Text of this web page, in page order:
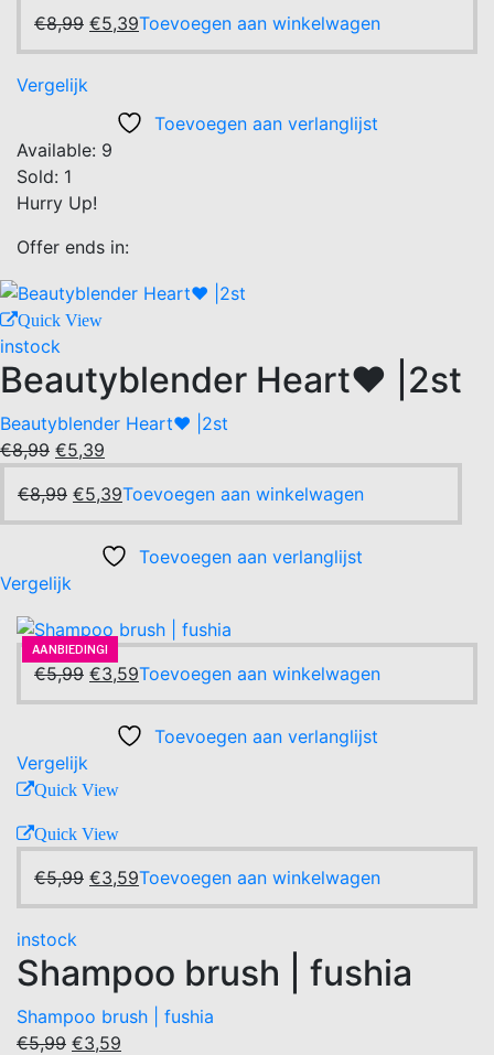
€8,99.€5,39.
€8,99 Oorspronkelijke
prijs
€5,39Huidige
prijs
Toevoegen aan winkelwagen
Vergelijk
Toevoegen aan verlanglijst
Available: 9
Sold: 1
Hurry Up!
Offer ends in:
Quick View
instock
Beautyblender Heart❤️ |2st
Beautyblender Heart❤️ |2st
€8,99 Oorspronkelijke
was:
€8,99.
€5,39
is:
€5,39.
€8,99 Oorspronkelijke
prijs
was:
€8,99.
€5,39Huidige
prijs
is:
Toevoegen aan winkelwagen
Toevoegen aan verlanglijst
Vergelijk
AANBIEDING!
€5,99 Oorspronkelijke
prijs
was:
€5,99.
€3,59Huidige
prijs
is:
€3,59.
Toevoegen aan winkelwagen
Toevoegen aan verlanglijst
Vergelijk
Quick View
Quick View
€5,99 Oorspronkelijke
prijs
€3,59Huidige
prijs
€3,59.
Toevoegen aan winkelwagen
instock
Shampoo brush | fushia
Shampoo brush | fushia
€5,99 Oorspronkelijke
€3,59
-40%
AANBIEDING!